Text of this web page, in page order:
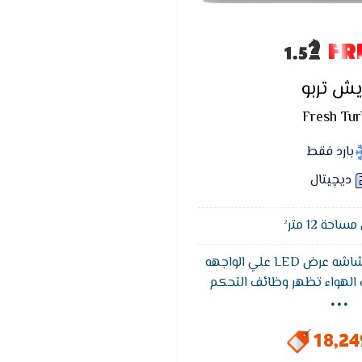
تربو
Fresh
بارد فقط
ديچيتال
12 متر²
يتميز تكييف فريش بشاشه عرض LED علي الواجهه
الهواء تظهر وظائف التحكم
خاصيه التشخيص الذاتي
كود يكون مترجم في كتالوج
العميل
...